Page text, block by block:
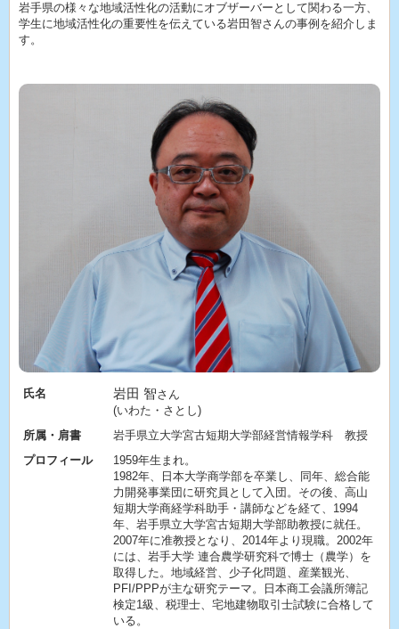
岩手県の様々な地域活性化の活動にオブザーバーとして関わる一方、
学生に地域活性化の重要性を伝えている岩田智さんの事例を紹介しま
す。
氏名 岩田 智さん
(いわた・さとし)
所属・肩書
岩手県立大学宮古短期大学部経営情報学科 教授
プロフィール
1959年生まれ。
1982年、日本大学商学部を卒業し、同年、総合能
力開発事業団に研究員として入団。その後、高山
短期大学商経学科助手・講師などを経て、1994
年、岩手県立大学宮古短期大学部助教授に就任。
2007年に准教授となり、2014年より現職。2002年
には、岩手大学 連合農学研究科で博士（農学）を
取得した。地域経営、少子化問題、産業観光、
PFI/PPPが主な研究テーマ。日本商工会議所簿記
検定1級、税理士、宅地建物取引士試験に合格して
いる。